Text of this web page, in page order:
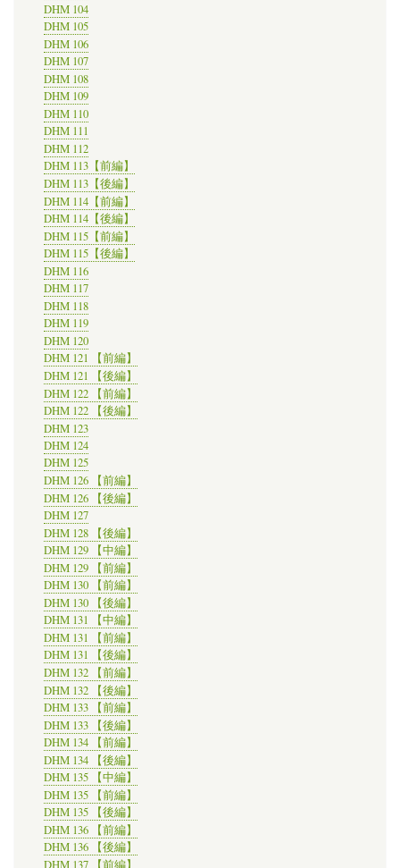
DHM 104
DHM 105
DHM 106
DHM 107
DHM 108
DHM 109
DHM 110
DHM 111
DHM 112
DHM 113【前編】
DHM 113【後編】
DHM 114【前編】
DHM 114【後編】
DHM 115【前編】
DHM 115【後編】
DHM 116
DHM 117
DHM 118
DHM 119
DHM 120
DHM 121 【前編】
DHM 121 【後編】
DHM 122 【前編】
DHM 122 【後編】
DHM 123
DHM 124
DHM 125
DHM 126 【前編】
DHM 126 【後編】
DHM 127
DHM 128 【後編】
DHM 129 【中編】
DHM 129 【前編】
DHM 130 【前編】
DHM 130 【後編】
DHM 131 【中編】
DHM 131 【前編】
DHM 131 【後編】
DHM 132 【前編】
DHM 132 【後編】
DHM 133 【前編】
DHM 133 【後編】
DHM 134 【前編】
DHM 134 【後編】
DHM 135 【中編】
DHM 135 【前編】
DHM 135 【後編】
DHM 136 【前編】
DHM 136 【後編】
DHM 137 【前編】